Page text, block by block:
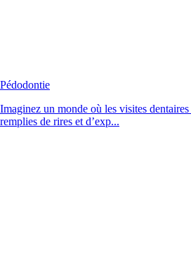
Pédodontie
Imaginez un monde où les visites
remplies de rires et d’exp...